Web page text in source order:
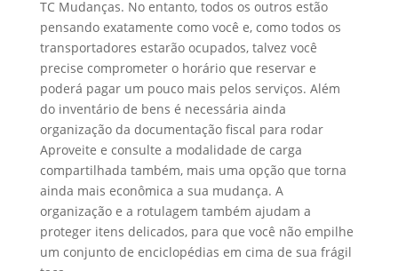
TC Mudanças. No entanto, todos os outros estão
pensando exatamente como você e, como todos os
transportadores estarão ocupados, talvez você
precise comprometer o horário que reservar e
poderá pagar um pouco mais pelos serviços. Além
do inventário de bens é necessária ainda
organização da documentação fiscal para rodar
Aproveite e consulte a modalidade de carga
compartilhada também, mais uma opção que torna
ainda mais econômica a sua mudança. A
organização e a rotulagem também ajudam a
proteger itens delicados, para que você não empilhe
um conjunto de enciclopédias em cima de sua frágil